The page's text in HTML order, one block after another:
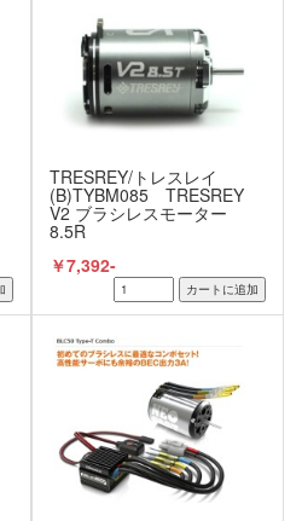
TRESREY/トレスレイ
(B)TYBM085 TRESREY
V2 ブラシレスモーター
8.5R
￥7,392-